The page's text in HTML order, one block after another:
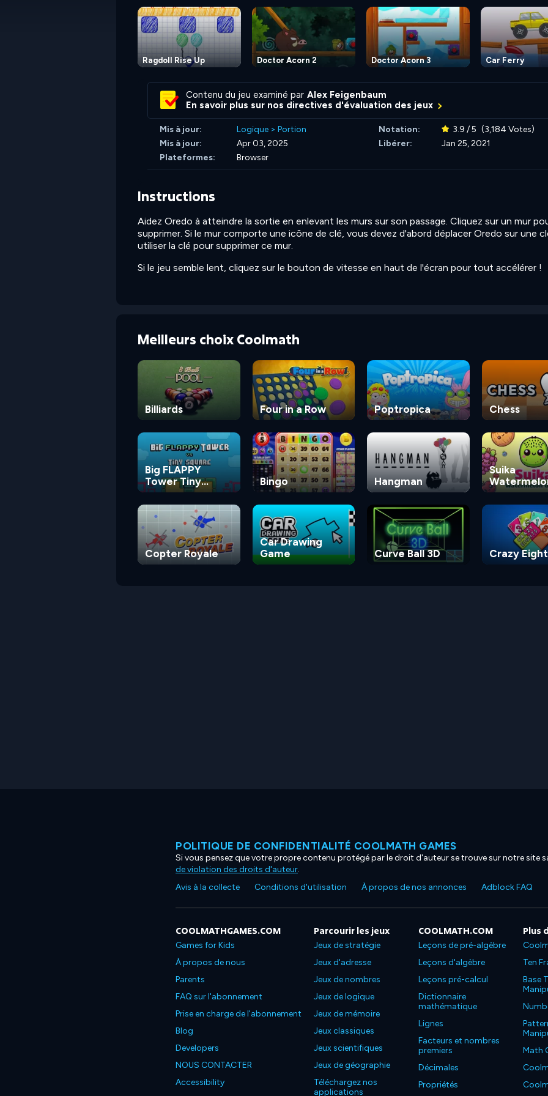
Ragdoll Rise Up Doctor Acorn 2 Doctor Acorn 3 Car Ferry
Contenu du jeu examiné par Alex Feigenbaum
En savoir plus sur nos directives d'évaluation des jeux
Mis à jour: Logique > Portion Notation: 3.9 / 5 (3,184 Votes)
Mis à jour:
Apr 03, 2025 Libérer:
Jan 25, 2021
Plateformes:
Browser
Instructions
Aidez Oredo à atteindre la sortie en enlevant les murs sur son passage. Cliquez sur un mur
supprimer. Si le mur comporte une icône de clé, vous devez d'abord déplacer Oredo sur une
utiliser la clé pour supprimer ce mur.
Si le jeu semble lent, cliquez sur le bouton de vitesse en haut de l'écran pour tout accélérer !
Meilleurs choix Coolmath
Billiards Four in a Row Poptropica Chess
Big FLAPPY
Tower Tiny
Square
Bingo Hangman
Suika
Game
Copter Royale
Car Drawing
Game
Curve Ball 3D Crazy
POLITIQUE DE CONFIDENTIALITÉ COOLMATH GAMES
Si vous pensez que votre propre contenu protégé par le droit d'auteur se trouve sur notre site
de violation des droits d'auteur.
Avis à la collecte
Conditions d'utilisation À propos de nos annonces Adblock FAQ
COOLMATHGAMES.COM
Games for Kids
À propos de nous
Parents
FAQ sur l'abonnement
Prise en charge de l'abonnement
Blog
Developers
NOUS CONTACTER
Accessibility
Parcourir les jeux
Jeux de stratégie
Jeux d'adresse
Jeux de nombres
Jeux de logique
Jeux de mémoire
Jeux classiques
Jeux scientifiques
Jeux de géographie
Téléchargez nos
applications
COOLMATH.COM
Leçons de pré-algèbre
Leçons d'algèbre
Leçons pré-calcul
Dictionnaire
mathématique
Lignes
Facteurs et nombres
premiers
Décimales
Propriétés
Plus
Ten
Base
Math